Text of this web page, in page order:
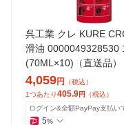
呉工業 クレ KURE
滑油 0000049328530
(70ML×10)（直送品）
4,059円 （税込）
1つあたり405.9円 （税込）
ログイン&全額PayPay支払い
5%